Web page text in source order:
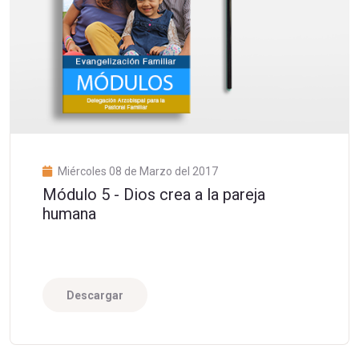
Miércoles 08 de Marzo del 2017
Módulo 5 - Dios crea a la pareja
humana
Descargar